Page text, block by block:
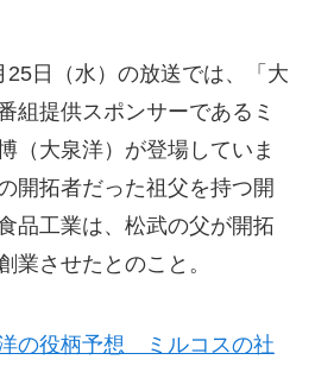
日（水）の放送では、「大
組提供スポンサーであるミ
（大泉洋）が登場していま
開拓者だった祖父を持つ開
品工業は、松武の父が開拓
業させたとのこと。
洋の役柄予想 ミルコスの社